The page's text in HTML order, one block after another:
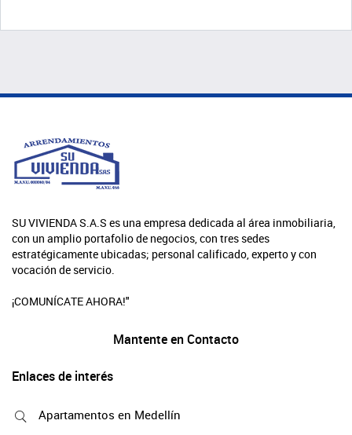
SU VIVIENDA S.A.S es una empresa dedicada al área inmobiliaria,
con un amplio portafolio de negocios, con tres sedes
estratégicamente ubicadas; personal calificado, experto y con
vocación de servicio.
¡COMUNÍCATE AHORA!"
Mantente en Contacto
Enlaces de interés
Apartamentos en Medellín